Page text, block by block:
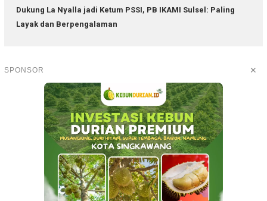
Dukung La Nyalla jadi Ketum PSSI, PB IKAMI Sulsel: Paling
Layak dan Berpengalaman
SPONSOR ✕